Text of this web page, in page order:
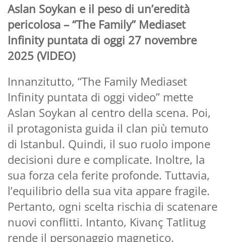
Aslan Soykan e il peso di un’eredità
pericolosa – “The Family” Mediaset
Infinity puntata di oggi 27 novembre
2025 (VIDEO)
Innanzitutto, “The Family Mediaset
Infinity puntata di oggi video” mette
Aslan Soykan al centro della scena. Poi,
il protagonista guida il clan più temuto
di Istanbul. Quindi, il suo ruolo impone
decisioni dure e complicate. Inoltre, la
sua forza cela ferite profonde. Tuttavia,
l’equilibrio della sua vita appare fragile.
Pertanto, ogni scelta rischia di scatenare
nuovi conflitti. Intanto, Kivanç Tatlitug
rende il personaggio magnetico.